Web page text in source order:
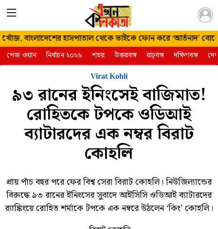
২১ শ্রাবণ
১৪৩৩
বৃহস্পতিবার | ৬
আগস্ট ২০২৬
বাংলাদেশের হাসপাতাল থেকে ভাইকে ফোন করে ‘আর্তনাদ’
পেজ ওয়ান নির্বাচন ২০২৬ শহর উত্তরবঙ্গ রাঢ়বঙ্গ দক্ষিণবঙ্গ
Virat Kohli
৯৩ রানের ইনিংসেই বাজিমাত!
রোহিতকে টপকে ওডিআই
ব্যাটারদের এক নম্বর বিরাট
কোহলি
প্রায় পাঁচ বছর পরে ফের বিশ্ব সেরা বিরাট কোহলি। নিউজিল্যান্ডের
বিরুদ্ধে ৯৩ রানের ইনিংসের সুবাদে আইসিসি ওডিআই ব্যাটারদের
র‍্যাঙ্কিংয়ে রোহিত শর্মাকে টপকে এক নম্বরে উঠলেন ‘কিং’ কোহলি।